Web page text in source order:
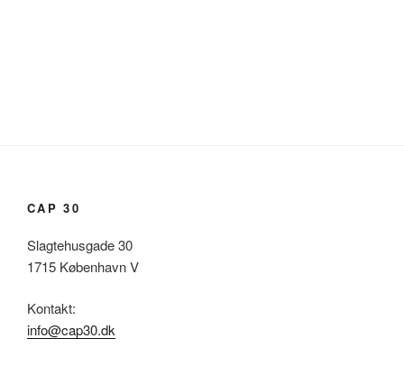
CAP 30
Slagtehusgade 30
1715 København V
Kontakt:
info@cap30.dk